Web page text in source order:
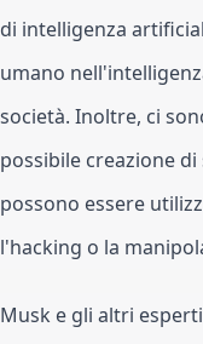
di intelligenza
umano
società. Inoltre, ci
possibile creazione
possono essere
l'hacking o la
Musk e gli altri